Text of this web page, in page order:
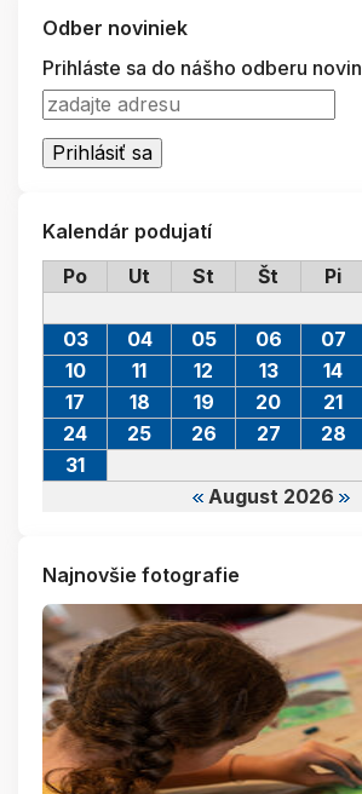
Odber noviniek
Prihláste sa do nášho odberu
Kalendár podujatí
Po
Ut St Št Pi
August 2026
03
04 05 06 07
10
11 12 13 14
17
18 19 20 21
24
25 26 27 28
31
Najnovšie fotografie